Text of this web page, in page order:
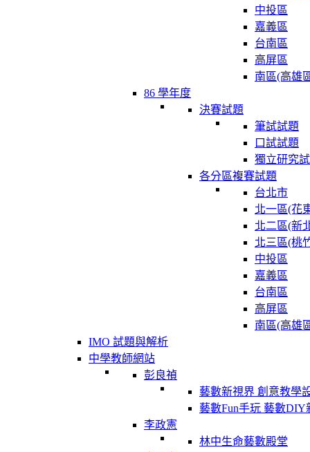
中投區
嘉義區
台南區
高屏區
南區(高雄
86 學年度
決賽試題
筆試試題
口試試題
獨立研究
各分區複賽試題
台北市
北一區(花
北二區(新
北三區(桃
中投區
嘉義區
台南區
高屏區
南區(高雄
IMO 試題與解析
中學教師網站
彭良禎
藝數新視界 創意教學
藝數Fun手玩 藝數DIY
李政憲
林中生命藝數殿堂